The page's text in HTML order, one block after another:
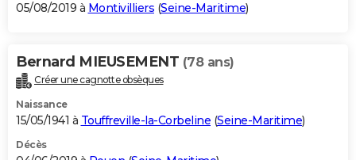
05/08/2019 à Montivilliers (Seine-Maritime)
Bernard MIEUSEMENT (78 ans)
Créer une cagnotte obsèques
Naissance
15/05/1941 à Touffreville-la-Corbeline (Seine-Maritime)
Décès